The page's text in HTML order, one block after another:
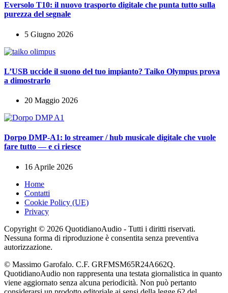
Eversolo T10: il nuovo trasporto digitale che punta tutto sulla
purezza del segnale
5 Giugno 2026
L’USB uccide il suono del tuo impianto? Taiko Olympus prova
a dimostrarlo
20 Maggio 2026
Dorpo DMP-A1: lo streamer / hub musicale digitale che vuole
fare tutto — e ci riesce
16 Aprile 2026
Home
Contatti
Cookie Policy (UE)
Privacy
Copyright © 2026 QuotidianoAudio - Tutti i diritti riservati.
Nessuna forma di riproduzione è consentita senza preventiva
autorizzazione.
© Massimo Garofalo. C.F. GRFMSM65R24A662Q.
QuotidianoAudio non rappresenta una testata giornalistica in quanto
viene aggiornato senza alcuna periodicità. Non può pertanto